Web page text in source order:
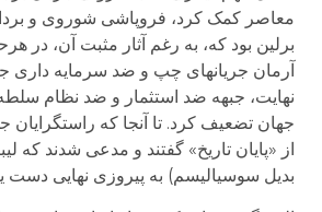
معاصر کمک کرد، فروپاشی شوروی و
برلین بود که، به رغم آثار مثبت آن، در
آرمان جریانهای چپ و ضد سرمایه داری
نهایت، جبهه ضد استثمار و ضد نظام
جهان تضعیف کرد. تا آنجا که
از «پایان تاریخ» گفتند و مدعی شدند که
بدیل سوسیالیسم) به پیروزی نهایی دست